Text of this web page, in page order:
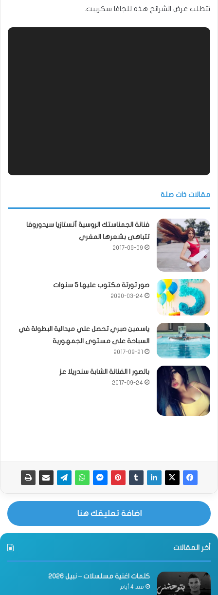
تتطلب عرض الشرائح هذه للجافا سكريبت.
مقالات ذات صلة
فنانة الجمناستك الروسية آنستازيا سيدوروفا
تتباهى بشعرها المغري
2017-09-09
صور تورتة مكتوب عليها 5 سنوات
2020-03-24
ياسمين صبري تحصل علي ميدالية البطولة في
السباحة على مستوى الجمهورية
2017-09-21
بالصور | الفنانة الشابة سندريلا عز
2017-09-24
اضافة تعليقك هنا
أخر المقالات
كلمات اغنية مسلسلات – نبيل 2026
منذ 4 أيام